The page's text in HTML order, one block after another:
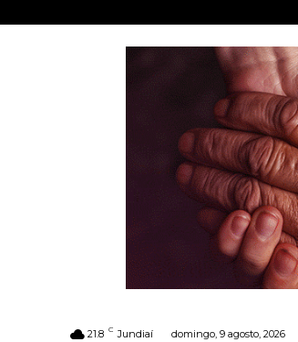
21.8 C Jundiaí domingo, 9 agosto, 2026